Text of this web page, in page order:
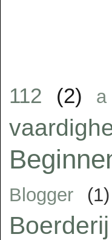
112 (2) a
Blogger (1)
Boerderij